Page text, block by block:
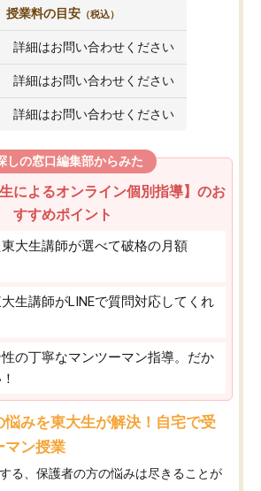
授業料の目安 （税込）
詳細はお問い合わせください
詳細はお問い合わせください
詳細はお問い合わせください
しの窓口編集部からみた
によるオンライン個別指導】のお
すすめポイント
大生講師が選べて破格の月額
生講師がLINEで質問対応してくれ
の丁寧なマンツーマン指導。だか
悩みを東大生が解決！自宅で受
マン授業
る、保護者の方の悩みは尽きることが